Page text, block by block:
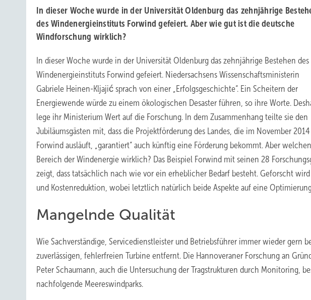
In dieser Woche wurde in der Universität Oldenburg das zehnjährige
des Windenergieinstituts Forwind gefeiert. Aber wie gut ist die deutsche
Windforschung wirklich?
In dieser Woche wurde in der Universität Oldenburg das zehnjährige Bestehen des
Windenergieinstituts Forwind gefeiert. Niedersachsens Wissenschaftsministerin
Gabriele Heinen-Kljajić sprach von einer „Erfolgsgeschichte“. Ein Scheitern der
Energiewende würde zu einem ökologischen Desaster führen, so ihre Worte.
lege ihr Ministerium Wert auf die Forschung. In dem Zusammenhang teilte sie den
Jubiläumsgästen mit, dass die Projektförderung des Landes, die im November
Forwind ausläuft, „garantiert“ auch künftig eine Förderung bekommt. Aber
Bereich der Windenergie wirklich? Das Beispiel Forwind mit seinen 28
zeigt, dass tatsächlich nach wie vor ein erheblicher Bedarf besteht. Geforscht
und Kostenreduktion, wobei letztlich natürlich beide Aspekte auf eine
Mangelnde Qualität
Wie Sachverständige, Servicedienstleister und Betriebsführer immer wieder gern
zuverlässigen, fehlerfreien Turbine entfernt. Die Hannoveraner Forschung an
Peter Schaumann, auch die Untersuchung der Tragstrukturen durch Monitoring,
nachfolgende Meereswindparks.